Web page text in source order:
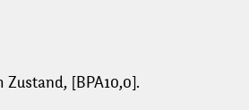
Zustand, [BPA10,0].